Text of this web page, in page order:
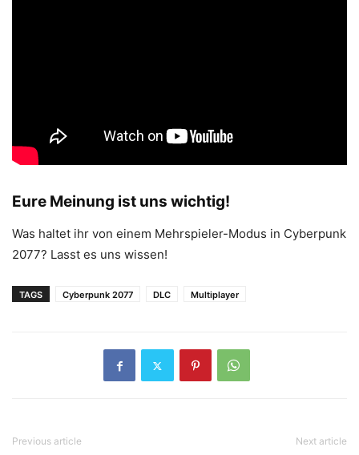
Eure Meinung ist uns wichtig!
Was haltet ihr von einem Mehrspieler-Modus in Cyberpunk
2077? Lasst es uns wissen!
TAGS Cyberpunk 2077 DLC Multiplayer
Previous article Next article